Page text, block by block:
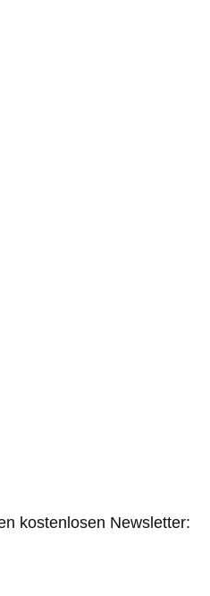
kostenlosen Newsletter: